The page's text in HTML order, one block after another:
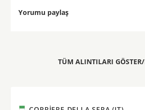
Yorumu paylaş
TÜM ALINTILARI